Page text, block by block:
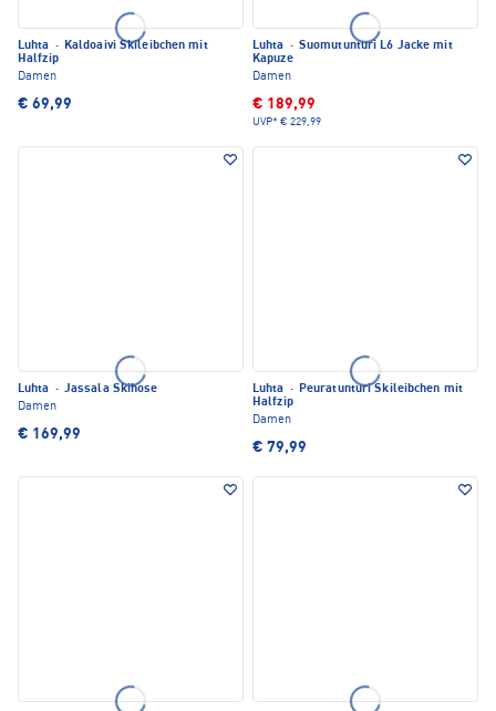
Luhta · Kaldoaivi Skileibchen mit
Halfzip
Damen
€ 69,99
Luhta · Suomutunturi L6 Jacke mit
Kapuze
Damen
€ 189,99
UVP* € 229,99
Luhta · Jassala Skihose
Damen
€ 169,99
Luhta · Peuratunturi Skileibchen mit
Halfzip
Damen
€ 79,99